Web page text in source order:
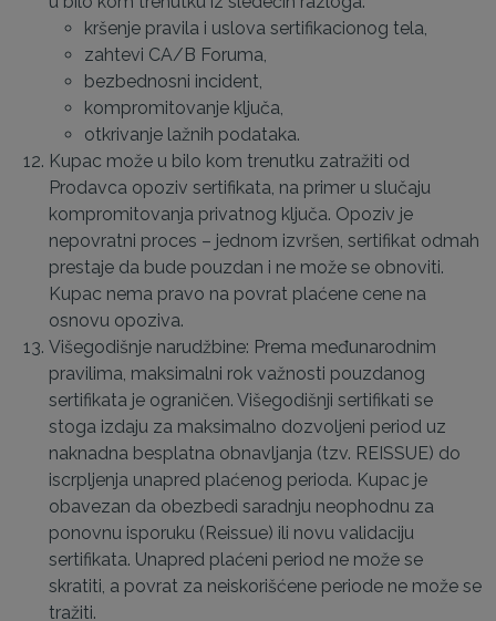
kršenje pravila i uslova sertifikacionog tela,
zahtevi CA/B Foruma,
bezbednosni incident,
kompromitovanje ključa,
otkrivanje lažnih podataka.
Kupac može u bilo kom trenutku zatražiti od
Prodavca opoziv sertifikata, na primer u slučaju
kompromitovanja privatnog ključa. Opoziv je
nepovratni proces – jednom izvršen, sertifikat odmah
prestaje da bude pouzdan i ne može se obnoviti.
Kupac nema pravo na povrat plaćene cene na
osnovu opoziva.
Višegodišnje narudžbine: Prema međunarodnim
pravilima, maksimalni rok važnosti pouzdanog
sertifikata je ograničen. Višegodišnji sertifikati se
stoga izdaju za maksimalno dozvoljeni period uz
naknadna besplatna obnavljanja (tzv. REISSUE) do
iscrpljenja unapred plaćenog perioda. Kupac je
obavezan da obezbedi saradnju neophodnu za
ponovnu isporuku (Reissue) ili novu validaciju
sertifikata. Unapred plaćeni period ne može se
skratiti, a povrat za neiskorišćene periode ne može se
tražiti.